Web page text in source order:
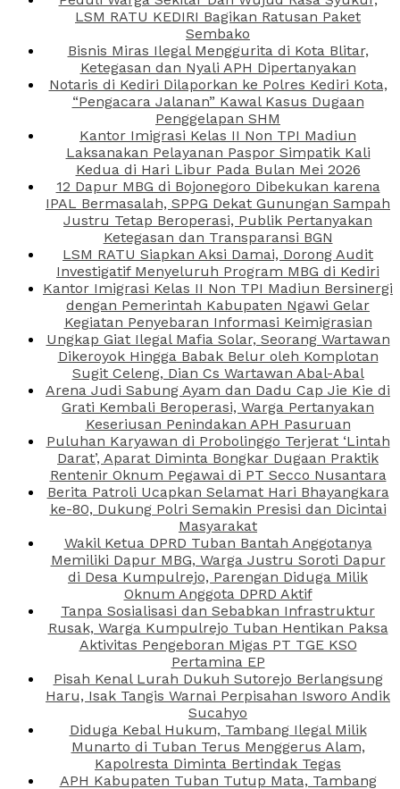
LSM RATU KEDIRI Bagikan Ratusan Paket
Sembako
Bisnis Miras Ilegal Menggurita di Kota Blitar,
Ketegasan dan Nyali APH Dipertanyakan
Notaris di Kediri Dilaporkan ke Polres Kediri Kota,
“Pengacara Jalanan” Kawal Kasus Dugaan
Penggelapan SHM
Kantor Imigrasi Kelas II Non TPI Madiun
Laksanakan Pelayanan Paspor Simpatik Kali
Kedua di Hari Libur Pada Bulan Mei 2026
12 Dapur MBG di Bojonegoro Dibekukan karena
IPAL Bermasalah, SPPG Dekat Gunungan Sampah
Justru Tetap Beroperasi, Publik Pertanyakan
Ketegasan dan Transparansi BGN
LSM RATU Siapkan Aksi Damai, Dorong Audit
Investigatif Menyeluruh Program MBG di Kediri
Kantor Imigrasi Kelas II Non TPI Madiun Bersinergi
dengan Pemerintah Kabupaten Ngawi Gelar
Kegiatan Penyebaran Informasi Keimigrasian
Ungkap Giat Ilegal Mafia Solar, Seorang Wartawan
Dikeroyok Hingga Babak Belur oleh Komplotan
Sugit Celeng, Dian Cs Wartawan Abal-Abal
Arena Judi Sabung Ayam dan Dadu Cap Jie Kie di
Grati Kembali Beroperasi, Warga Pertanyakan
Keseriusan Penindakan APH Pasuruan
Puluhan Karyawan di Probolinggo Terjerat ‘Lintah
Darat’, Aparat Diminta Bongkar Dugaan Praktik
Rentenir Oknum Pegawai di PT Secco Nusantara
Berita Patroli Ucapkan Selamat Hari Bhayangkara
ke-80, Dukung Polri Semakin Presisi dan Dicintai
Masyarakat
Wakil Ketua DPRD Tuban Bantah Anggotanya
Memiliki Dapur MBG, Warga Justru Soroti Dapur
di Desa Kumpulrejo, Parengan Diduga Milik
Oknum Anggota DPRD Aktif
Tanpa Sosialisasi dan Sebabkan Infrastruktur
Rusak, Warga Kumpulrejo Tuban Hentikan Paksa
Aktivitas Pengeboran Migas PT TGE KSO
Pertamina EP
Pisah Kenal Lurah Dukuh Sutorejo Berlangsung
Haru, Isak Tangis Warnai Perpisahan Isworo Andik
Sucahyo
Diduga Kebal Hukum, Tambang Ilegal Milik
Munarto di Tuban Terus Menggerus Alam,
Kapolresta Diminta Bertindak Tegas
APH Kabupaten Tuban Tutup Mata, Tambang